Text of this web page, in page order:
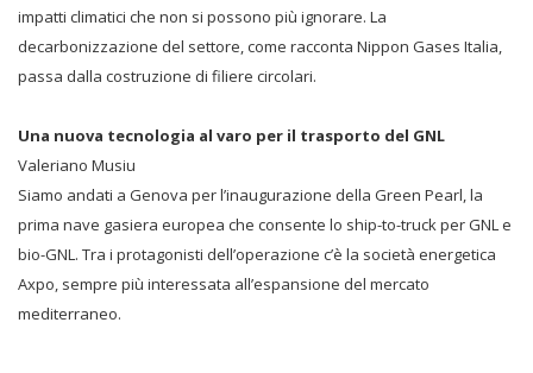
impatti climatici che non si possono più ignorare. La
decarbonizzazione del settore, come racconta Nippon Gases Italia,
passa dalla costruzione di filiere circolari.
Una nuova tecnologia al varo per il trasporto del GNL
Valeriano Musiu
Siamo andati a Genova per l’inaugurazione della Green Pearl, la
prima nave gasiera europea che consente lo ship-to-truck per GNL e
bio-GNL. Tra i protagonisti dell’operazione c’è la società energetica
Axpo, sempre più interessata all’espansione del mercato
mediterraneo.